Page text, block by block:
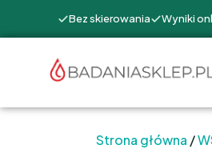
Bez skierowania Wyniki
Strona główna /